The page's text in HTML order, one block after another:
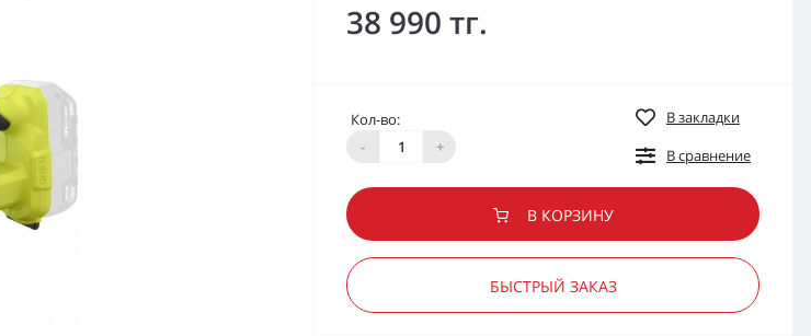
38 990 тг.
Кол-во:
-
+
В закладки
В сравнение
В КОРЗИНУ
БЫСТРЫЙ ЗАКАЗ